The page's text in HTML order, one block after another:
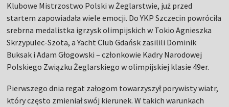
Klubowe Mistrzostwo Polski w Żeglarstwie, już przed
startem zapowiadała wiele emocji. Do YKP Szczecin powróciła
srebrna medalistka igrzysk olimpijskich w Tokio Agnieszka
Skrzypulec-Szota, a Yacht Club Gdańsk zasilili Dominik
Buksak i Adam Głogowski – członkowie Kadry Narodowej
Polskiego Związku Żeglarskiego w olimpijskiej klasie 49er.
Pierwszego dnia regat załogom towarzyszył porywisty wiatr,
który często zmieniał swój kierunek. W takich warunkach